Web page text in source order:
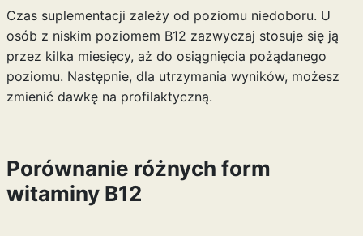
Czas suplementacji zależy od poziomu niedoboru. U
osób z niskim poziomem B12 zazwyczaj stosuje się ją
przez kilka miesięcy, aż do osiągnięcia pożądanego
poziomu. Następnie, dla utrzymania wyników, możesz
zmienić dawkę na profilaktyczną.
Porównanie różnych form
witaminy B12